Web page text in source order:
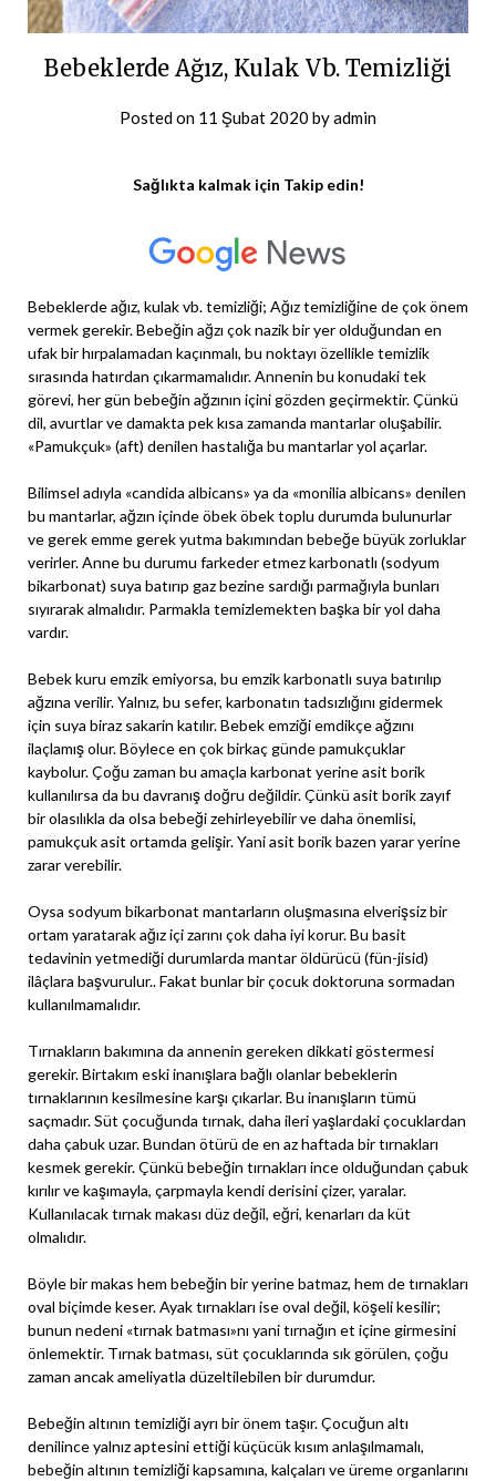
Bebeklerde Ağız, Kulak Vb. Temizliği
Posted on 11 Şubat 2020 byadmin
Sağlıkta kalmak için Takip edin!
Bebeklerde ağız, kulak vb. temizliği; Ağız temizliğine de çok önem
vermek gerekir. Bebeğin ağzı çok nazik bir yer olduğundan en
ufak bir hırpalamadan kaçınmalı, bu noktayı özellikle temizlik
sırasında hatırdan çıkarmamalıdır. Annenin bu konudaki tek
görevi, her gün bebeğin ağzının içini gözden geçirmektir. Çünkü
dil, avurtlar ve damakta pek kısa zamanda mantarlar oluşabilir.
«Pamukçuk» (aft) denilen hastalığa bu mantarlar yol açarlar.
Bilimsel adıyla «candida albicans» ya da «monilia albicans» denilen
bu mantarlar, ağzın içinde öbek öbek toplu durumda bulunurlar
ve gerek emme gerek yutma bakımından bebeğe büyük zorluklar
verirler. Anne bu durumu farkeder etmez karbonatlı (sodyum
bikarbonat) suya batırıp gaz bezine sardığı parmağıyla bunları
sıyırarak almalıdır. Parmakla temizlemekten başka bir yol daha
vardır.
Bebek kuru emzik emiyorsa, bu emzik karbonatlı suya batırılıp
ağzına verilir. Yalnız, bu sefer, karbonatın tadsızlığını gidermek
için suya biraz sakarin katılır. Bebek emziği emdikçe ağzını
ilaçlamış olur. Böylece en çok birkaç günde pamukçuklar
kaybolur. Çoğu zaman bu amaçla karbonat yerine asit borik
kullanılırsa da bu davranış doğru değildir. Çünkü asit borik zayıf
bir olasılıkla da olsa bebeği zehirleyebilir ve daha önemlisi,
pamukçuk asit ortamda gelişir. Yani asit borik bazen yarar yerine
zarar verebilir.
Oysa sodyum bikarbonat mantarların oluşmasına elverişsiz bir
ortam yaratarak ağız içi zarını çok daha iyi korur. Bu basit
tedavinin yetmediği durumlarda mantar öldürücü (fün-jisid)
ilâçlara başvurulur.. Fakat bunlar bir çocuk doktoruna sormadan
kullanılmamalıdır.
Tırnakların bakımına da annenin gereken dikkati göstermesi
gerekir. Birtakım eski inanışlara bağlı olanlar bebeklerin
tırnaklarının kesilmesine karşı çıkarlar. Bu inanışların tümü
saçmadır. Süt çocuğunda tırnak, daha ileri yaşlardaki çocuklardan
daha çabuk uzar. Bundan ötürü de en az haftada bir tırnakları
kesmek gerekir. Çünkü bebeğin tırnakları ince olduğundan çabuk
kırılır ve kaşımayla, çarpmayla kendi derisini çizer, yaralar.
Kullanılacak tırnak makası düz değil, eğri, kenarları da küt
olmalıdır.
Böyle bir makas hem bebeğin bir yerine batmaz, hem de tırnakları
oval biçimde keser. Ayak tırnakları ise oval değil, köşeli kesilir;
bunun nedeni «tırnak batması»nı yani tırnağın et içine girmesini
önlemektir. Tırnak batması, süt çocuklarında sık görülen, çoğu
zaman ancak ameliyatla düzeltilebilen bir durumdur.
Bebeğin altının temizliği ayrı bir önem taşır. Çocuğun altı
denilince yalnız aptesini ettiği küçücük kısım anlaşılmamalı,
bebeğin altının temizliği kapsamına, kalçaları ve üreme organlarını